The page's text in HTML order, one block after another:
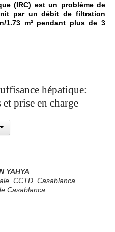
(IRC) est un problème de
par un débit de filtration
1.73 m² pendant plus de 3
hépatique:
prise en charge
YAHYA
CCTD, Casablanca
Casablanca